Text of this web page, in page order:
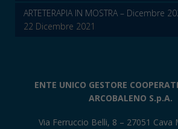
ARTETERAPIA IN MOSTRA – Dicembre
22 Dicembre 2021
ENTE UNICO GESTORE
ARCOBALENO S.p.A.
Via Ferruccio Belli, 8 – 27051 Cava